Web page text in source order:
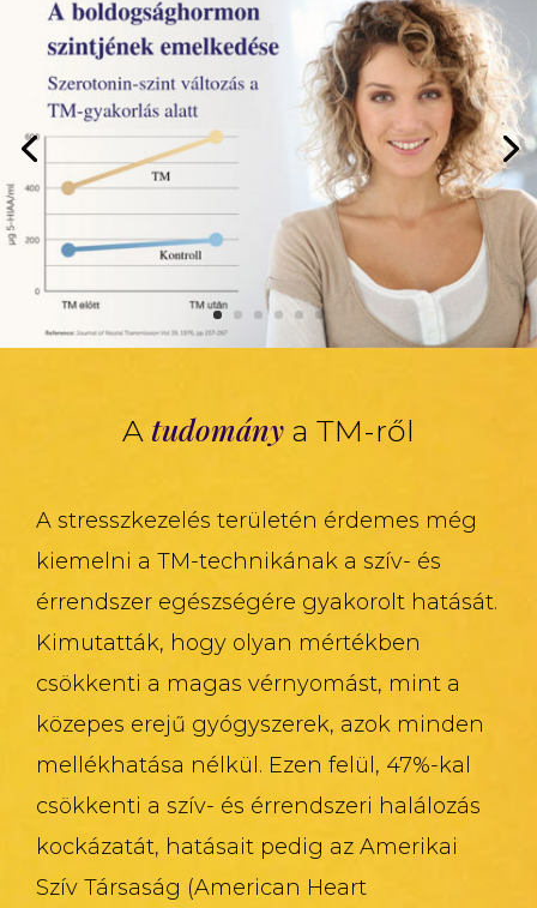
A tudomány a TM-ről
A stresszkezelés területén érdemes még
kiemelni a TM-technikának a szív- és
érrendszer egészségére gyakorolt hatását.
Kimutatták, hogy olyan mértékben
csökkenti a magas vérnyomást, mint a
közepes erejű gyógyszerek, azok minden
mellékhatása nélkül. Ezen felül, 47%-kal
csökkenti a szív- és érrendszeri halálozás
kockázatát, hatásait pedig az Amerikai
Szív Társaság (American Heart